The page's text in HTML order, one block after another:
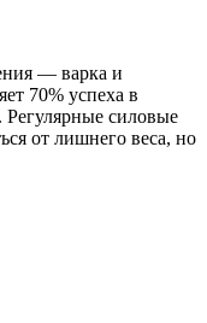
— варка и
70% успеха в
Регулярные силовые
от лишнего веса, но